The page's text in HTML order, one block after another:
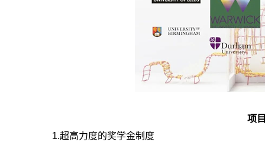
项
1.超高力度的奖学金制度